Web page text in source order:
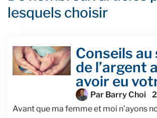
lesquels choisir
Conseils au
de l’argent
avoir eu
Par Barry Choi
Avant que ma femme et moi n’ayons